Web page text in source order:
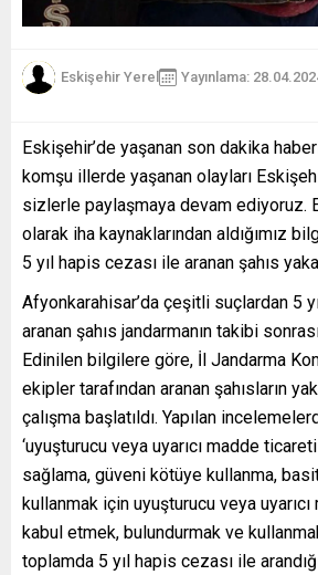
Eskişehir Yerel Yayınlama:
Eskişehir’de yaşanan son dakika
komşu illerde yaşanan olayları
sizlerle paylaşmaya devam ediyoruz.
olarak iha kaynaklarından aldığımız
5 yıl hapis cezası ile aranan şahıs
Afyonkarahisar’da çeşitli suçlardan 5
aranan şahıs jandarmanın takibi
Edinilen bilgilere göre, İl Jandarma
ekipler tarafından aranan şahısların
çalışma başlatıldı. Yapılan
‘uyuşturucu veya uyarıcı madde
sağlama, güveni kötüye kullanma,
kullanmak için uyuşturucu veya uyarıcı
kabul etmek, bulundurmak ve
toplamda 5 yıl hapis cezası ile